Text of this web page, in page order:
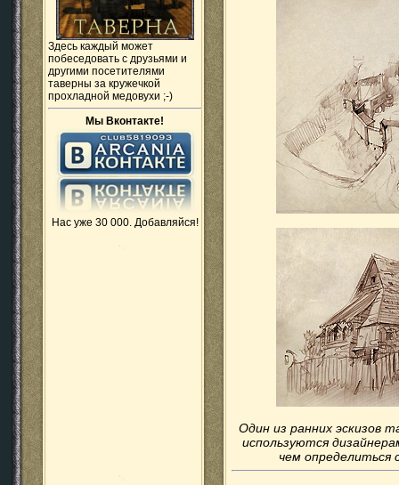
Здесь каждый может
побеседовать с друзьями и
другими посетителями
таверны за кружечкой
прохладной медовухи ;-)
Мы Вконтакте!
Нас уже 30 000. Добавляйся!
Один из ранних эскизов
используются
чем определиться